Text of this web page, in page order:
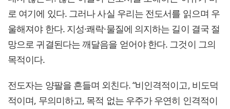
로 여기에 있다. 그러나 사실 우리는 전도서를 읽으며 우
울해져야 한다. 지성·쾌락·물질에 의지하는 길이 결국 절
망으로 귀결된다는 깨달음을 얻어야 한다. 그것이 그의
목적이다.
전도자는 양팔을 흔들며 외친다. “비인격적이고, 비도덕
적이며, 무의미하고, 목적 없는 우주가 우연히 인격적이